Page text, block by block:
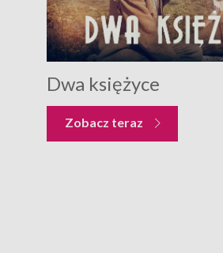
Dwa księżyce
Zobacz teraz